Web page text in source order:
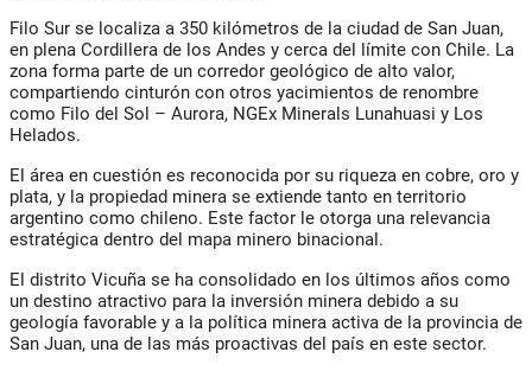
Filo Sur se localiza a 350 kilómetros de la ciudad de San Juan,
en plena Cordillera de los Andes y cerca del límite con Chile. La
zona forma parte de un corredor geológico de alto valor,
compartiendo cinturón con otros yacimientos de renombre
como Filo del Sol – Aurora, NGEx Minerals Lunahuasi y Los
Helados.
El área en cuestión es reconocida por su riqueza en cobre, oro y
plata, y la propiedad minera se extiende tanto en territorio
argentino como chileno. Este factor le otorga una relevancia
estratégica dentro del mapa minero binacional.
El distrito Vicuña se ha consolidado en los últimos años como
un destino atractivo para la inversión minera debido a su
geología favorable y a la política minera activa de la provincia de
San Juan, una de las más proactivas del país en este sector.